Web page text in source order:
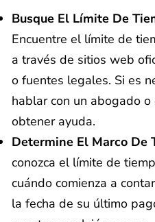
Busque El Límite De
Encuentre el límite de
a través de sitios web
o fuentes legales. Si es
hablar con un abogado
obtener ayuda.
Determine El Marco De
conozca el límite de
cuándo comienza a
la fecha de su último